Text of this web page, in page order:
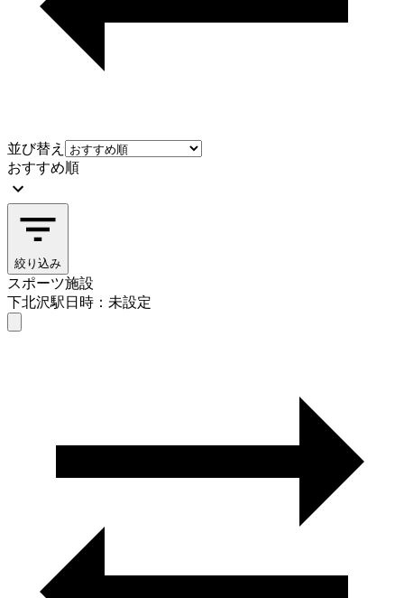
並び替え
おすすめ順
絞り込み
スポーツ施設
下北沢駅日時：未設定